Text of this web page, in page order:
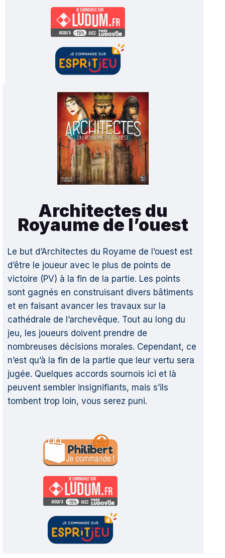
Architectes du
Royaume de l’ouest
Le but d’Architectes du Royame de l’ouest est
d’être le joueur avec le plus de points de
victoire (PV) à la fin de la partie. Les points
sont gagnés en construisant divers bâtiments
et en faisant avancer les travaux sur la
cathédrale de l’archevêque. Tout au long du
jeu, les joueurs doivent prendre de
nombreuses décisions morales. Cependant, ce
n’est qu’à la fin de la partie que leur vertu sera
jugée. Quelques accords sournois ici et là
peuvent sembler insignifiants, mais s’ils
tombent trop loin, vous serez puni.